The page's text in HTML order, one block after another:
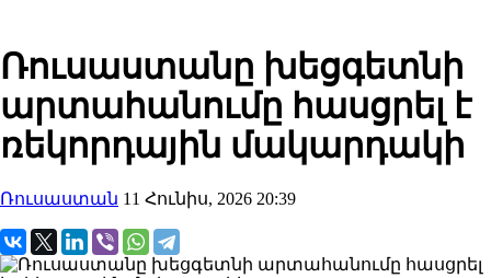
Ռուսաստանը խեցգետնի
արտահանումը հասցրել է
ռեկորդային մակարդակի
Ռուսաստան 11 Հունիս, 2026 20:39